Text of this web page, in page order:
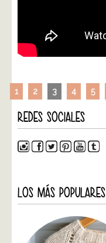
1 2 3 4 5
REDES SOCIALES
LOS MÁS POPULARES